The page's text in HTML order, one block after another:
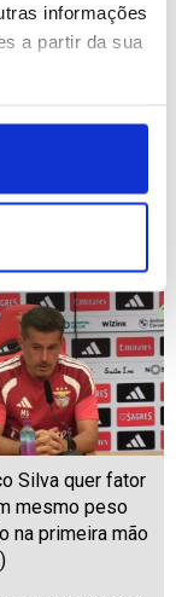
informações
a partir da sua
semana
Silva quer fator
mesmo peso
na primeira mão